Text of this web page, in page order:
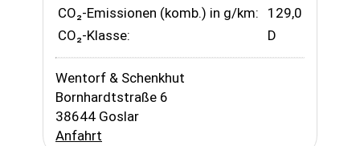
CO₂-Emissionen (komb.) in g/km:
129,0
CO₂-Klasse:
D
Wentorf & Schenkhut
Bornhardtstraße 6
38644 Goslar
Anfahrt